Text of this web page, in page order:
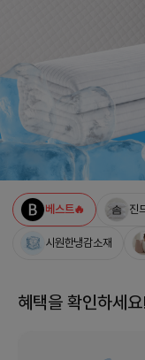
베스트🔥 진
시원한냉감소재
혜택을 확인하세요!